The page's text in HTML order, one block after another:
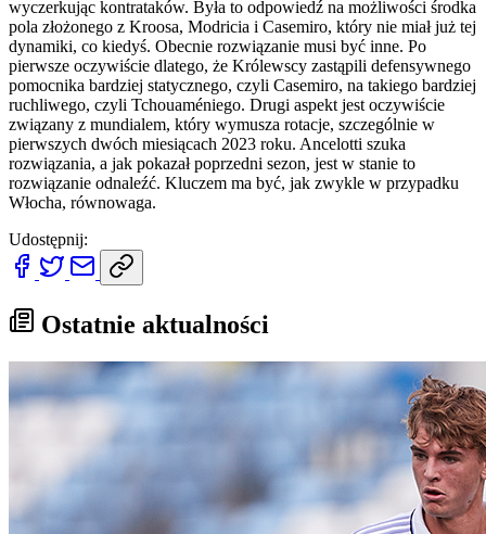
wyczerkując kontrataków. Była to odpowiedź na możliwości środka
pola złożonego z Kroosa, Modricia i Casemiro, który nie miał już tej
dynamiki, co kiedyś. Obecnie rozwiązanie musi być inne. Po
pierwsze oczywiście dlatego, że Królewscy zastąpili defensywnego
pomocnika bardziej statycznego, czyli Casemiro, na takiego bardziej
ruchliwego, czyli Tchouaméniego. Drugi aspekt jest oczywiście
związany z mundialem, który wymusza rotacje, szczególnie w
pierwszych dwóch miesiącach 2023 roku. Ancelotti szuka
rozwiązania, a jak pokazał poprzedni sezon, jest w stanie to
rozwiązanie odnaleźć. Kluczem ma być, jak zwykle w przypadku
Włocha, równowaga.
Udostępnij:
Ostatnie aktualności